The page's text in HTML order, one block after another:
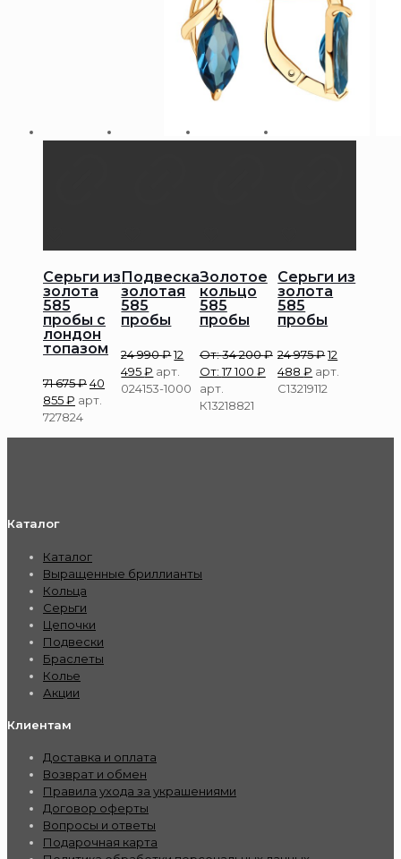
Серьги из
золота
585
пробы с
лондон
топазом
71 675₽40
855₽ арт.
727824
Подвеска
золотая
585
пробы
24 990₽12
495₽ арт.
024153-1000
Золотое
кольцо
585
пробы
От:34 200₽
От:17 100 ₽
арт.
К13218821
Серьги из
золота
585
пробы
24 975₽12
488₽ арт.
С13219112
Каталог
Каталог
Выращенные бриллианты
Кольца
Серьги
Цепочки
Подвески
Браслеты
Колье
Акции
Клиентам
Доставка и оплата
Возврат и обмен
Правила ухода за украшениями
Договор оферты
Вопросы и ответы
Подарочная карта